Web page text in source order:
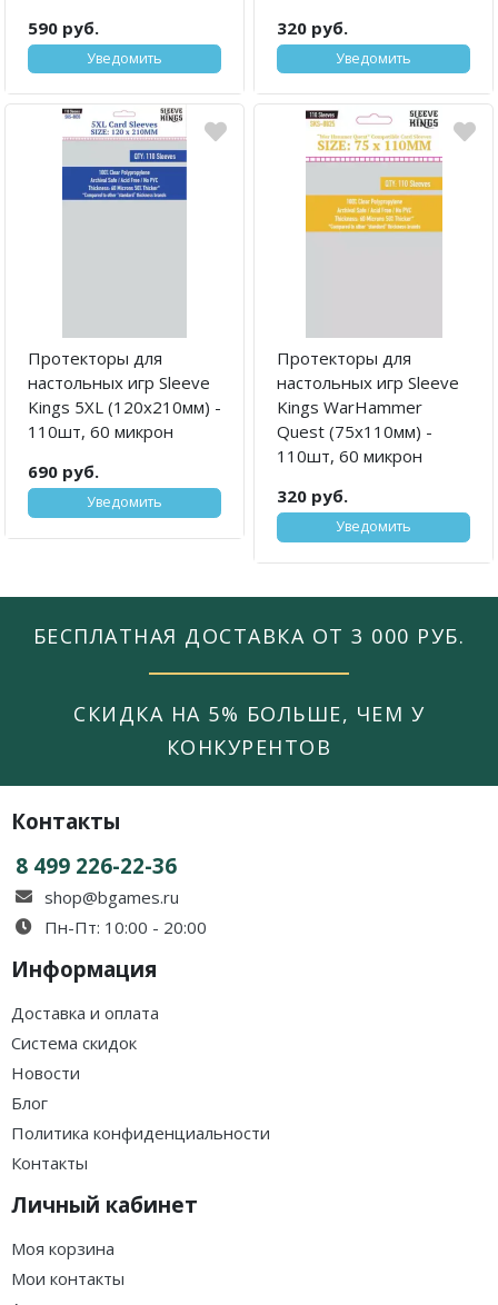
590 руб.
Уведомить
320 руб.
Уведомить
Протекторы для
настольных игр Sleeve
Kings 5XL (120x210мм) -
110шт, 60 микрон
690 руб.
Уведомить
Протекторы для
настольных игр Sleeve
Kings WarHammer
Quest (75x110мм) -
110шт, 60 микрон
320 руб.
Уведомить
БЕСПЛАТНАЯ ДОСТАВКА ОТ 3 000 РУБ.
СКИДКА НА 5% БОЛЬШЕ, ЧЕМ У
КОНКУРЕНТОВ
Контакты
8 499 226-22-36
shop@bgames.ru
Пн-Пт: 10:00 - 20:00
Информация
Доставка и оплата
Система скидок
Новости
Блог
Политика конфиденциальности
Контакты
Личный кабинет
Моя корзина
Мои контакты